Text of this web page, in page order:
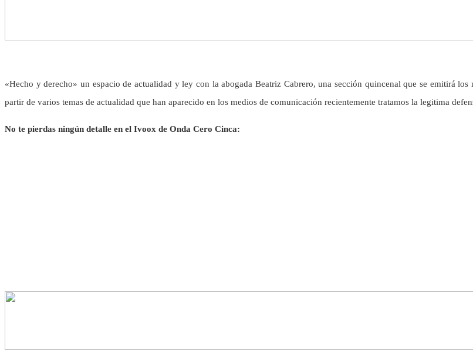
«Hecho y derecho» un espacio de actualidad y ley con la abogada Beatriz Cabrero, una sección quincenal que se emitirá
partir de varios temas de actualidad que han aparecido en los medios de comunicación recientemente tratamos la legitima
No te pierdas ningún detalle en el Ivoox de Onda Cero Cinca: